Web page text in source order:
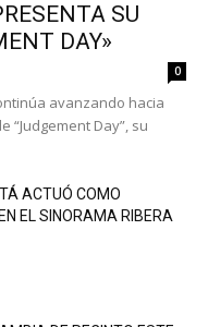
SU
DAY»
0
avanzando hacia
Day”, su
ACTUÓ COMO
EL SINORAMA RIBERA